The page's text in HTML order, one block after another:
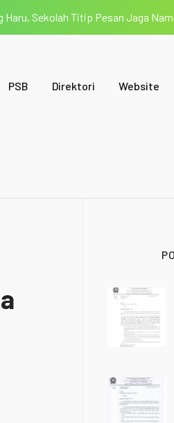
Haru, Sekolah Titip Pesan Jaga
PSB Direktori Website